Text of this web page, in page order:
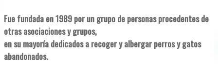
Fue fundada en 1989 por un grupo de personas procedentes de
otras asociaciones y grupos,
en su mayoría dedicados a recoger y albergar perros y gatos
abandonados.